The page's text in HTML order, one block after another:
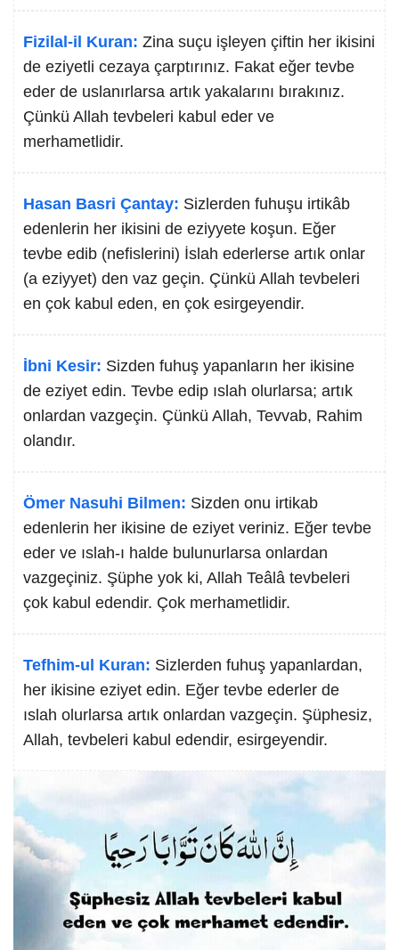
Fizilal-il Kuran: Zina suçu işleyen çiftin her ikisini
de eziyetli cezaya çarptırınız. Fakat eğer tevbe
eder de uslanırlarsa artık yakalarını bırakınız.
Çünkü Allah tevbeleri kabul eder ve
merhametlidir.
Hasan Basri Çantay: Sizlerden fuhuşu irtikâb
edenlerin her ikisini de eziyyete koşun. Eğer
tevbe edib (nefislerini) İslah ederlerse artık onlar
(a eziyyet) den vaz geçin. Çünkü Allah tevbeleri
en çok kabul eden, en çok esirgeyendir.
İbni Kesir: Sizden fuhuş yapanların her ikisine
de eziyet edin. Tevbe edip ıslah olurlarsa; artık
onlardan vazgeçin. Çünkü Allah, Tevvab, Rahim
olandır.
Ömer Nasuhi Bilmen: Sizden onu irtikab
edenlerin her ikisine de eziyet veriniz. Eğer tevbe
eder ve ıslah-ı halde bulunurlarsa onlardan
vazgeçiniz. Şüphe yok ki, Allah Teâlâ tevbeleri
çok kabul edendir. Çok merhametlidir.
Tefhim-ul Kuran: Sizlerden fuhuş yapanlardan,
her ikisine eziyet edin. Eğer tevbe ederler de
ıslah olurlarsa artık onlardan vazgeçin. Şüphesiz,
Allah, tevbeleri kabul edendir, esirgeyendir.